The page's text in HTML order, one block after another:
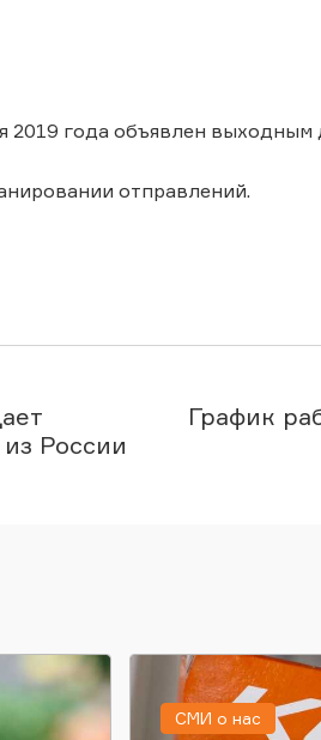
2019 года объявлен выходным
отправлений.
России
График
СМИ о нас